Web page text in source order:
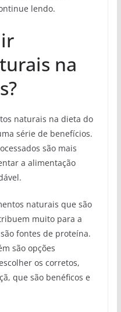
lendo.
na
naturais na dieta do
série de benefícios.
são mais
a alimentação
naturais que são
muito para a
fontes de proteína.
são opções
os corretos,
que são benéficos e